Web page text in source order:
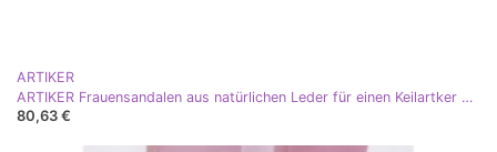
ARTIKER
ARTIKER Frauensandalen aus natürlichen Leder für einen Keilartker 54C0789 Fuchsia rosa
80,63 €